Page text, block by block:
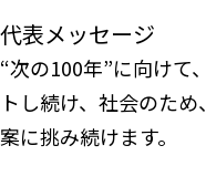
代表メッセージ
“次の100年”に向けて
トし続け、社会のた
案に挑み続けます。